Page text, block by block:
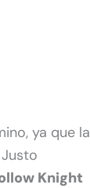
ya que la
Knight